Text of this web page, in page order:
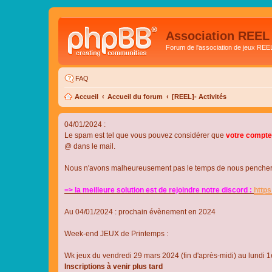
Association REEL
Forum de l'association de jeux REEL
FAQ
Accueil Accueil du forum [REEL]- Activités
04/01/2024 :
Le spam est tel que vous pouvez considérer que votre
@ dans le mail.
Nous n'avons malheureusement pas le temps de nous
=> la meilleure solution est de rejoindre notre discord :
Au 04/01/2024 : prochain évènement en 2024
Week-end JEUX de Printemps :
Wk jeux du vendredi 29 mars 2024 (fin d'après-midi) au lundi
Inscriptions à venir plus tard